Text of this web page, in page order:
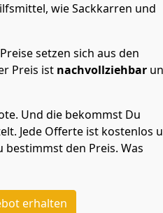
wie Sackkarren und
setzen sich aus den
Preis ist nachvollziehbar
Und die bekommst Du
Jede Offerte ist kostenlos
den Preis. Was
erhalten